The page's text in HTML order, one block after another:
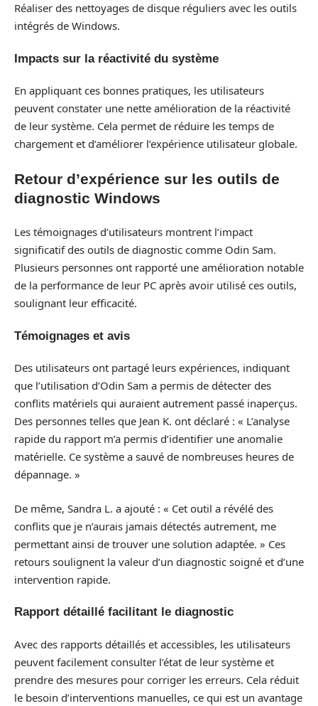
Réaliser des nettoyages de disque réguliers avec les outils
intégrés de Windows.
Impacts sur la réactivité du système
En appliquant ces bonnes pratiques, les utilisateurs
peuvent constater une nette amélioration de la réactivité
de leur système. Cela permet de réduire les temps de
chargement et d’améliorer l’expérience utilisateur globale.
Retour d’expérience sur les outils de
diagnostic Windows
Les témoignages d’utilisateurs montrent l’impact
significatif des outils de diagnostic comme Odin Sam.
Plusieurs personnes ont rapporté une amélioration notable
de la performance de leur PC après avoir utilisé ces outils,
soulignant leur efficacité.
Témoignages et avis
Des utilisateurs ont partagé leurs expériences, indiquant
que l’utilisation d’Odin Sam a permis de détecter des
conflits matériels qui auraient autrement passé inaperçus.
Des personnes telles que Jean K. ont déclaré : « L’analyse
rapide du rapport m’a permis d’identifier une anomalie
matérielle. Ce système a sauvé de nombreuses heures de
dépannage. »
De même, Sandra L. a ajouté : « Cet outil a révélé des
conflits que je n’aurais jamais détectés autrement, me
permettant ainsi de trouver une solution adaptée. » Ces
retours soulignent la valeur d’un diagnostic soigné et d’une
intervention rapide.
Rapport détaillé facilitant le diagnostic
Avec des rapports détaillés et accessibles, les utilisateurs
peuvent facilement consulter l’état de leur système et
prendre des mesures pour corriger les erreurs. Cela réduit
le besoin d’interventions manuelles, ce qui est un avantage